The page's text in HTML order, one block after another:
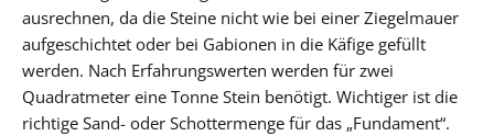
ausrechnen, da die Steine nicht wie bei einer Ziegelmauer
aufgeschichtet oder bei Gabionen in die Käfige gefüllt
werden. Nach Erfahrungswerten werden für zwei
Quadratmeter eine Tonne Stein benötigt. Wichtiger ist die
richtige Sand- oder Schottermenge für das „Fundament“.